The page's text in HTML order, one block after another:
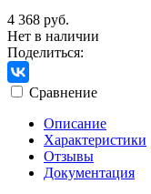
4 368 руб.
Нет в наличии
Поделиться:
Сравнение
Описание
Характеристики
Отзывы
Документация